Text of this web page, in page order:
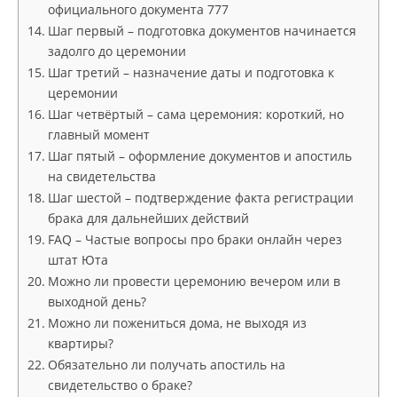
официального документа 777
Шаг первый – подготовка документов начинается
задолго до церемонии
Шаг третий – назначение даты и подготовка к
церемонии
Шаг четвёртый – сама церемония: короткий, но
главный момент
Шаг пятый – оформление документов и апостиль
на свидетельства
Шаг шестой – подтверждение факта регистрации
брака для дальнейших действий
FAQ – Частые вопросы про браки онлайн через
штат Юта
Можно ли провести церемонию вечером или в
выходной день?
Можно ли пожениться дома, не выходя из
квартиры?
Обязательно ли получать апостиль на
свидетельство о браке?